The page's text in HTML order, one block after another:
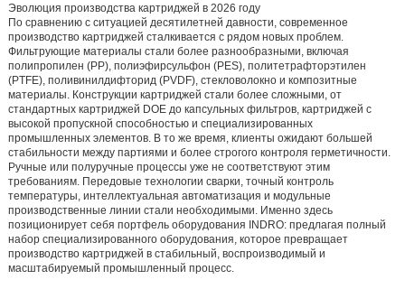
Эволюция производства картриджей в 2026 году
По сравнению с ситуацией десятилетней давности, современное
производство картриджей сталкивается с рядом новых проблем.
Фильтрующие материалы стали более разнообразными, включая
полипропилен (PP), полиэфирсульфон (PES), политетрафторэтилен
(PTFE), поливинилдифторид (PVDF), стекловолокно и композитные
материалы. Конструкции картриджей стали более сложными, от
стандартных картриджей DOE до капсульных фильтров, картриджей с
высокой пропускной способностью и специализированных
промышленных элементов. В то же время, клиенты ожидают большей
стабильности между партиями и более строгого контроля герметичности.
Ручные или полуручные процессы уже не соответствуют этим
требованиям. Передовые технологии сварки, точный контроль
температуры, интеллектуальная автоматизация и модульные
производственные линии стали необходимыми. Именно здесь
позиционирует себя портфель оборудования INDRO: предлагая полный
набор специализированного оборудования, которое превращает
производство картриджей в стабильный, воспроизводимый и
масштабируемый промышленный процесс.